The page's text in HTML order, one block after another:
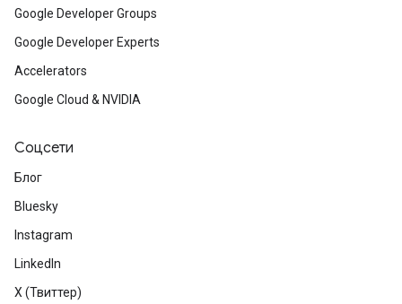
Google Developer Groups
Google Developer Experts
Accelerators
Google Cloud & NVIDIA
Соцсети
Блог
Bluesky
Instagram
LinkedIn
X (Твиттер)